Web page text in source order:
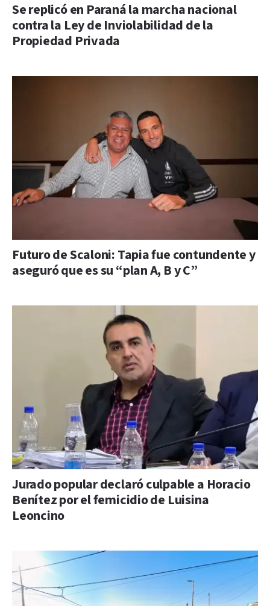
Se replicó en Paraná la marcha nacional
contra la Ley de Inviolabilidad de la
Propiedad Privada
Futuro de Scaloni: Tapia fue contundente y
aseguró que es su “plan A, B y C”
Jurado popular declaró culpable a Horacio
Benítez por el femicidio de Luisina
Leoncino